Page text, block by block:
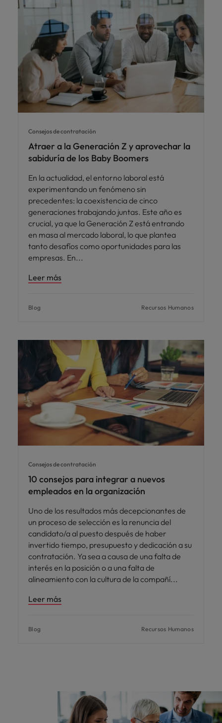
Consejos de contratación
Atraer a la Generación Z y aprovechar la
sabiduría de los Baby Boomers
En la actualidad, el entorno laboral está
experimentando un fenómeno sin
precedentes: la coexistencia de cinco
generaciones trabajando juntas. Este año es
crucial, ya que la Generación Z está entrando
en masa al mercado laboral, lo que plantea
tanto desafíos como oportunidades para las
empresas. En
Leer más
Blog Recursos Humanos
Consejos de contratación
10 consejos para integrar a nuevos
empleados en la organización
Uno de los resultados más decepcionantes de
un proceso de selección es la renuncia del
candidato/a al puesto después de haber
invertido tiempo, presupuesto y dedicación a su
contratación. Ya sea a causa de una falta de
interés en la posición o a una falta de
alineamiento con la cultura de la compañí
Leer más
Blog Recursos Humanos